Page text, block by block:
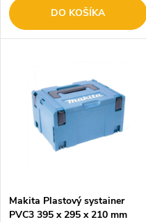
DO KOŠÍKA
Makita Plastový systainer
PVC3 395 x 295 x 210 mm